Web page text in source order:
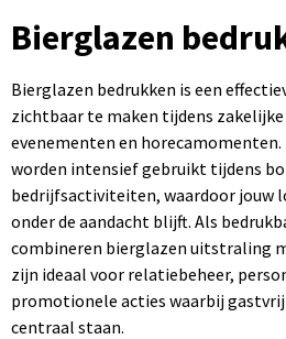
Sportartikelen bedrukken
Paraplu's bedrukken
Gereedschap bedrukken
Touch pennen bedrukken
Metalen pennen
Markeerstiften bedrukken
Rugzakken bedrukken
Draagtassen bedrukken
Caps bedrukken
Bodywarmers bedrukken
Handdoeken bedrukken
USB sticks bedrukken
Bierglazen
Bierglazen bedrukken is een
zichtbaar te maken tijdens
evenementen en
worden intensief gebruikt tijdens
bedrijfsactiviteiten, waardoor jouw
onder de aandacht blijft. Als
combineren bierglazen uitstraling
zijn ideaal voor relatiebeheer,
promotionele acties waarbij
centraal staan.